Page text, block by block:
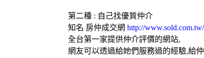
第二種 : 自己找優質仲介
知名 房仲成交網 http://www.sold.com.tw/
全台第一家提供仲介評價的網站,
網友可以透過給她們服務過的經驗,給